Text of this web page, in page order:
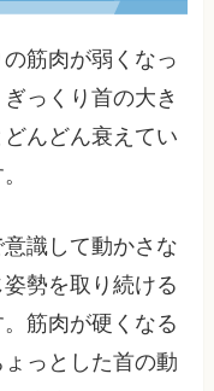
筋肉が弱くなっ
っくり首の大き
んどん衰えてい
識して動かさな
勢を取り続ける
筋肉が硬くなる
っとした首の動